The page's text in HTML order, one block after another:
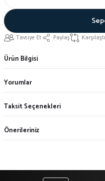
Tavsiye Et Paylaş
Ürün Bilgisi
Yorumlar
Taksit Seçenekleri
Önerileriniz